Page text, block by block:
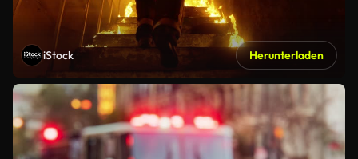
iStock Herunterladen